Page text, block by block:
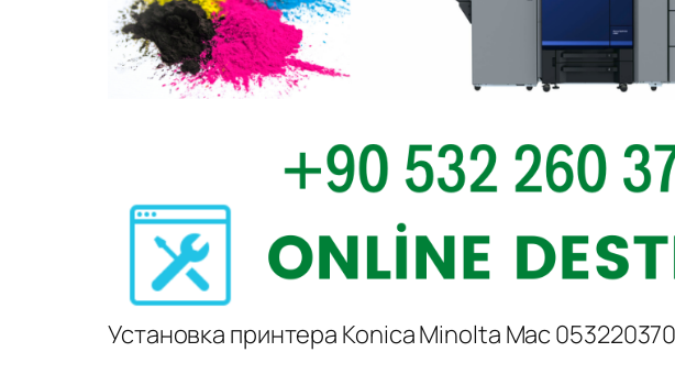
Установка принтера Konica Minolta Mac